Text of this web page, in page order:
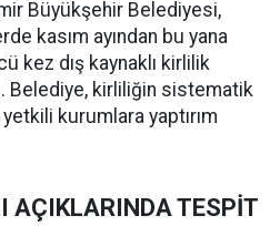
Büyükşehir Belediyesi,
kasım ayından bu yana
kez dış kaynaklı kirlilik
Belediye, kirliliğin sistematik
kurumlara yaptırım
AÇIKLARINDA TESPİT